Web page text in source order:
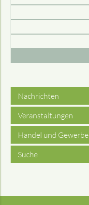
Nachrichten
Veranstaltungen
Handel und Gewerbe
Suche